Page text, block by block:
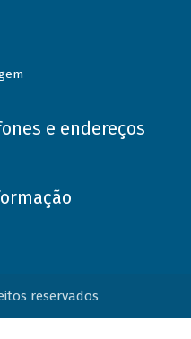
e endereços
reservados